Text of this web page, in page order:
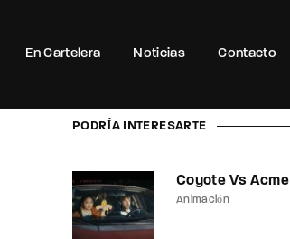
En Cartelera Noticias Contacto
PODRÍA INTERESARTE
Coyote Vs Acme
Animación